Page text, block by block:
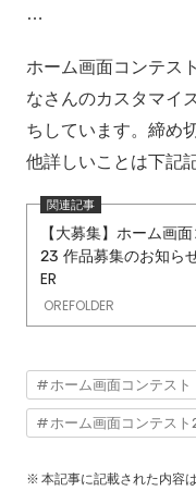
…
ホーム画面コンテス
なさんのカスタマイ
ちしています。締め
他詳しいことは下記
【大募集】ホーム画
23 作品募集のお知ら
ER
OREFOLDER
ホーム画面コンテスト
ホーム画面コンテス
本記事に記載された内容